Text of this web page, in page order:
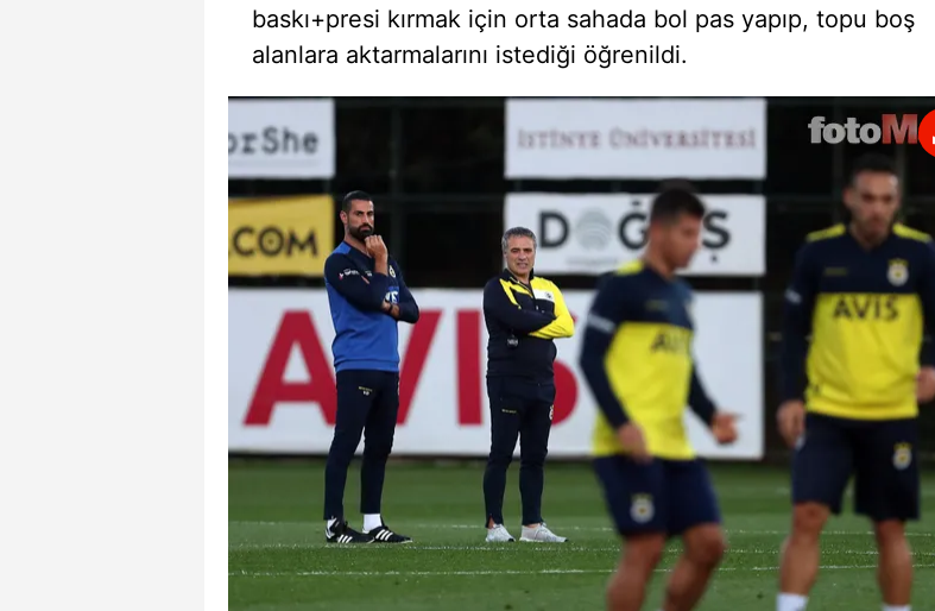
baskı+presi kırmak için orta sahada bol pas yapıp, topu boş
alanlara aktarmalarını istediği öğrenildi.